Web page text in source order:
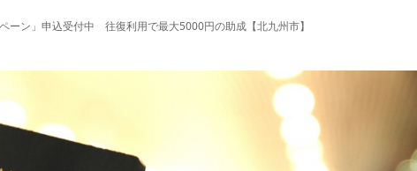
ーン」申込受付中 往復利用で最大5000円の助成【北九州市】